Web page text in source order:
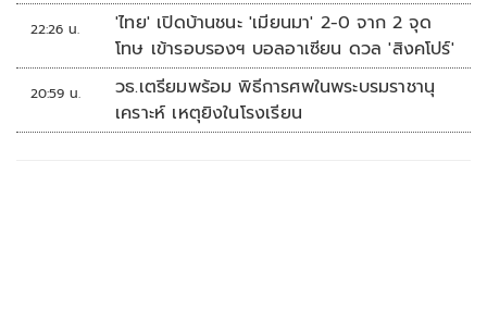
22:26 น.
'ไทย' เปิดบ้านชนะ 'เมียนมา' 2-0 จาก 2 จุด
โทษ เข้ารอบรองฯ บอลอาเซียน ดวล 'สิงคโปร์'
20:59 น.
วธ.เตรียมพร้อม พิธีการศพในพระบรมราชานุ
เคราะห์ เหตุยิงในโรงเรียน